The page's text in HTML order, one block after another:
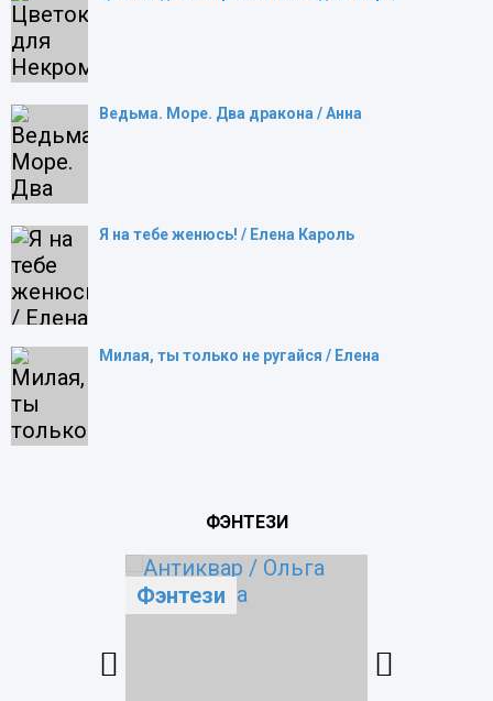
Ведьма. Море. Два дракона / Анна
Я на тебе женюсь! / Елена Кароль
Милая, ты только не ругайся / Елена
ФЭНТЕЗИ
Фэнтези